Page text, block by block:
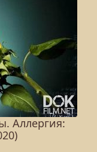
Аллергия: